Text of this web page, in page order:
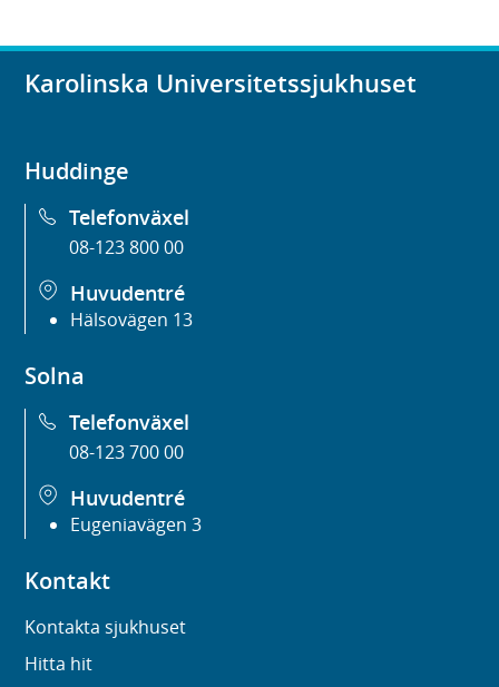
Karolinska Universitetssjukhuset
Huddinge
Telefonväxel
08-123 800 00
Huvudentré
Hälsovägen 13
Solna
Telefonväxel
08-123 700 00
Huvudentré
Eugeniavägen 3
Kontakt
Kontakta sjukhuset
Hitta hit